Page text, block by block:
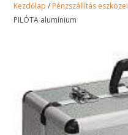
Kezdőlap / Pénzszállítás eszközei
PILÓTA alumínium